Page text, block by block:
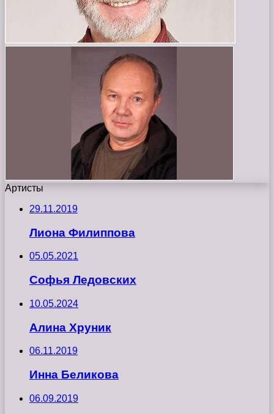
Артисты
29.11.2019
Лиона Филиппова
05.05.2021
Софья Ледовских
10.05.2024
Алина Хруник
06.11.2019
Инна Беликова
06.09.2019